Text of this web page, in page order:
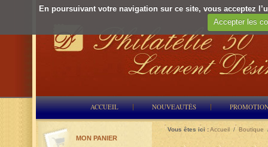
En poursuivant votre navigation sur ce site, vous acceptez
Accepter les
ACCUEIL NOUVEAUTÉS
Vous êtes ici :Accueil / Boutique
MON PANIER